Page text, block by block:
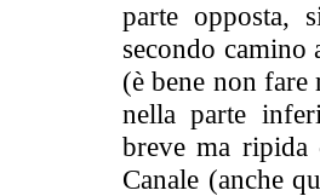
parte opposta,
secondo
(è bene non
nella parte
breve ma ripida
Canale (anche